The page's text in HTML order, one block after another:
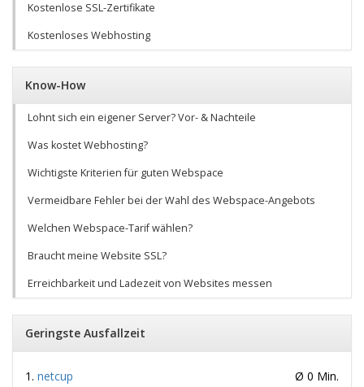
Kostenlose SSL-Zertifikate
Kostenloses Webhosting
Know-How
Lohnt sich ein eigener Server? Vor- & Nachteile
Was kostet Webhosting?
Wichtigste Kriterien für guten Webspace
Vermeidbare Fehler bei der Wahl des Webspace-Angebots
Welchen Webspace-Tarif wählen?
Braucht meine Website SSL?
Erreichbarkeit und Ladezeit von Websites messen
Geringste Ausfallzeit
netcup
Ø 0 Min.